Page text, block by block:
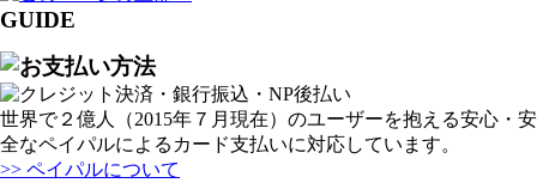
GUIDE
世界で２億人（2015年７月現在）のユーザーを抱える安心・安
全なペイパルによるカード支払いに対応しています。
>> ペイパルについて